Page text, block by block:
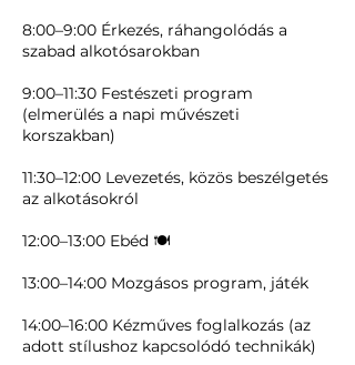
8:00–9:00 Érkezés, ráhangolódás a
szabad alkotósarokban
9:00–11:30 Festészeti program
(elmerülés a napi művészeti
korszakban)
11:30–12:00 Levezetés, közös beszélgetés
az alkotásokról
12:00–13:00 Ebéd 🍽️
13:00–14:00 Mozgásos program, játék
14:00–16:00 Kézműves foglalkozás (az
adott stílushoz kapcsolódó technikák)